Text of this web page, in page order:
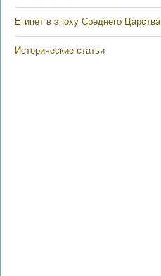
Египет в эпоху Среднего Царства
Исторические статьи